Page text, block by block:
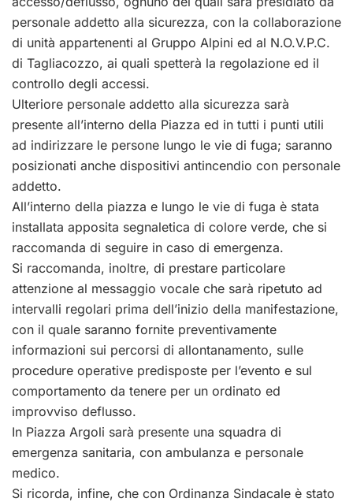
personale addetto alla sicurezza, con la collaborazione
di unità appartenenti al Gruppo Alpini ed al N.O.V.P.C.
di Tagliacozzo, ai quali spetterà la regolazione ed il
controllo degli accessi.
Ulteriore personale addetto alla sicurezza sarà
presente all’interno della Piazza ed in tutti i punti utili
ad indirizzare le persone lungo le vie di fuga; saranno
posizionati anche dispositivi antincendio con personale
addetto.
All’interno della piazza e lungo le vie di fuga è stata
installata apposita segnaletica di colore verde, che si
raccomanda di seguire in caso di emergenza.
Si raccomanda, inoltre, di prestare particolare
attenzione al messaggio vocale che sarà ripetuto ad
intervalli regolari prima dell’inizio della manifestazione,
con il quale saranno fornite preventivamente
informazioni sui percorsi di allontanamento, sulle
procedure operative predisposte per l’evento e sul
comportamento da tenere per un ordinato ed
improvviso deflusso.
In Piazza Argoli sarà presente una squadra di
emergenza sanitaria, con ambulanza e personale
medico.
Si ricorda, infine, che con Ordinanza Sindacale è stato